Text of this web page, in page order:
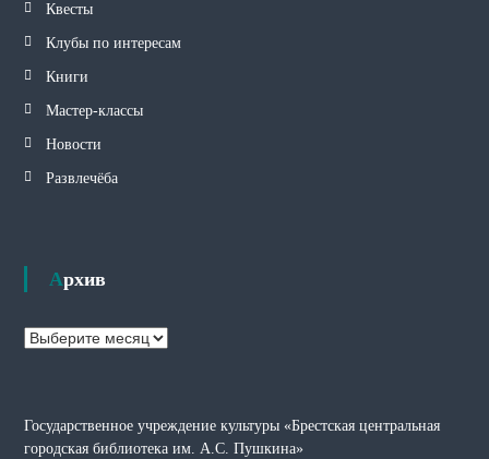
Квесты
Клубы по интересам
Книги
Мастер-классы
Новости
Развлечёба
Архив
А
в
Государственное учреждение культуры «Брестская центральная
городская библиотека им. А.С. Пушкина»